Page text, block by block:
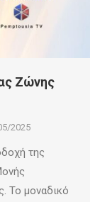
Ζώνης
2025
της
Το μοναδικό